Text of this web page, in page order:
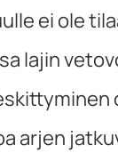
ei ole
lajin
arjen